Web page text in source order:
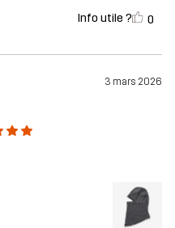
Info utile ? 0
3 mars 2026